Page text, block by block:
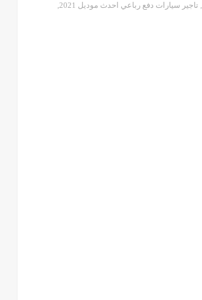
, تاجير سيارات دفع رباعي احدث موديل 2021
,